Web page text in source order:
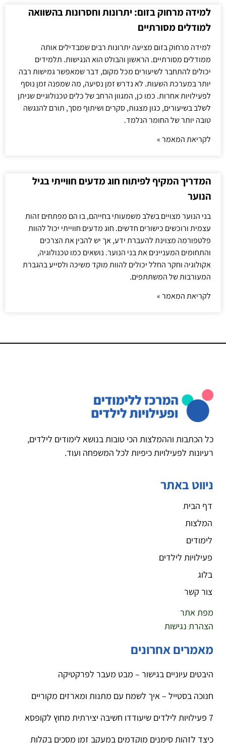
למידה מרחוק בזום: יתרונות וחסרונות בהשוואה
למודלים מסורתיים
למידה מרחוק בזום מציעה יתרונות רבים שמבדילים אותה
ממודלים מסורתיים. הראשון והבולט הוא הנגישות. תלמידים
יכולים להתחבר לשיעורים מכל מקום, דבר שמאפשר גמישות רבה
יותר במערכת השעות. לא נדרש זמן נסיעה, מה שמפנה זמן נוסף
לפעילויות אחרות. כמו כן, המגוון הרחב של כלים טכנולוגיים שניתן
לשלב בשיעורים, כגון מצגות, סקרים ושיתוף מסך, תורם להנגשה
טובה יותר של החומר הנלמד.
לקריאת המאמר »
המדריך המקיף לפיתוח חוג מדעים חווייתי בגיל
הנוער
בני הנוער מצויים בשלב משמעותי בחייהם, בו הם מפתחים זהות
עצמית ורוכשים כישורים חדשים. חוג מדעים חווייתי יכול להוות
פלטפורמה מצוינת להעברת ידע, אך יש להבין את הצרכים
והתחומים המעניינים את בני הנוער. נושאים כמו טכנולוגיה,
אקולוגיה וחקר החלל יכולים להוות מוקד משיכה ולסייע בהגברת
המעורבות של המשתתפים.
לקריאת המאמר »
כל הכתבות וההמלצות הכי טובות בנושא לימודים לילדים,
רעיונות לפעילויות כיפיות לכל המשפחה ועוד.
ניווט באתר
דף הבית
המלצות
לימודים
פעילויות לילדים
בלוג
צור קשר
מפת אתר
הצהרת נגישות
מאמרים אחרונים
היבטים עיוניים בגישור – מבט מעבר לפרקטיקה
חנוכה בסטייל – איך לשמח עם מתנות ומארזים מקוריים
7 פעילויות לילדים שיעודדו חשיבה יצירתית מחוץ לקופסא
כיצד לזהות סימנים מוקדמים במעקב זמן מסכים בקלות